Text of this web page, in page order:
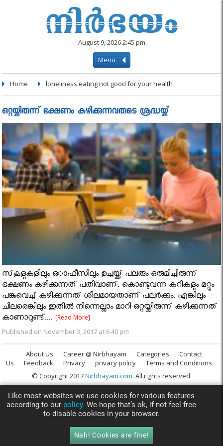
August 9, 2026 2:45 pm
Menu
Home loneliness eating not good for your health
ഒറ്റയ്ക്കിരുന്ന് ഭക്ഷണം കഴിക്കുന്നവരുടെ ശ്രദ്ധയ്ക്ക്
സ്‌കൂളുകളിലും ഒാഫീസിലും ഉച്ചയ്ക്ക് പലരും ഒരുമിച്ചിരുന്ന്
ഭക്ഷണം കഴിക്കുന്നത് പതിവാണ്. കൊണ്ടുവന്ന കറികളും മറ്റും
പങ്കുവെച്ച് കഴിക്കുന്നത് ശീലമായതാണ് പലര്‍ക്കും. എങ്കിലും
ചിലരെങ്കിലും ഇതില്‍ നിന്നെല്ലാം മാറി ഒറ്റയ്ക്കിരുന്ന് കഴിക്കുന്നത്
കാണാറുണ്ട്....[Read More]
Published on November 3, 2017 at 6:40 pm
About Us Career @ Nirbhayam Categories
Contact
Us
Feedback Privacy privacy policy
Terms and Conditions
© Copyright 2017Nirbhayam.com. All rights reserved.
Like most websites we use cookies for various features
according to our policy. We hope that’s ok, if not feel free
to disable cookies in your browser.
Nah! Cookies are fine!